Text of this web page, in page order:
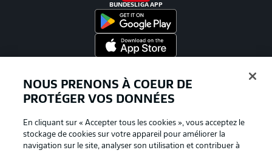
BUNDESLIGA APP
NOUS PRENONS À COEUR DE
PROTÉGER VOS DONNÉES
En cliquant sur « Accepter tous les cookies », vous acceptez le
stockage de cookies sur votre appareil pour améliorer la
navigation sur le site, analyser son utilisation et contribuer à